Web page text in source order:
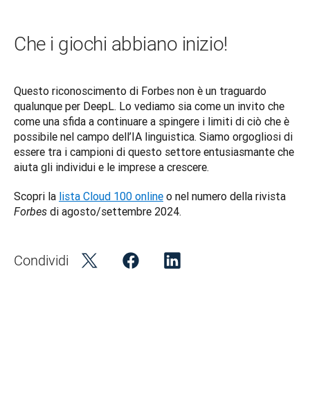
Che i giochi abbiano inizio!
Questo riconoscimento di Forbes non è un traguardo
qualunque per DeepL. Lo vediamo sia come un invito che
come una sfida a continuare a spingere i limiti di ciò che è
possibile nel campo dell’IA linguistica. Siamo orgogliosi di
essere tra i campioni di questo settore entusiasmante che
aiuta gli individui e le imprese a crescere.
Scopri la lista Cloud 100 online
Forbes di agosto/settembre 2024.
Condividi